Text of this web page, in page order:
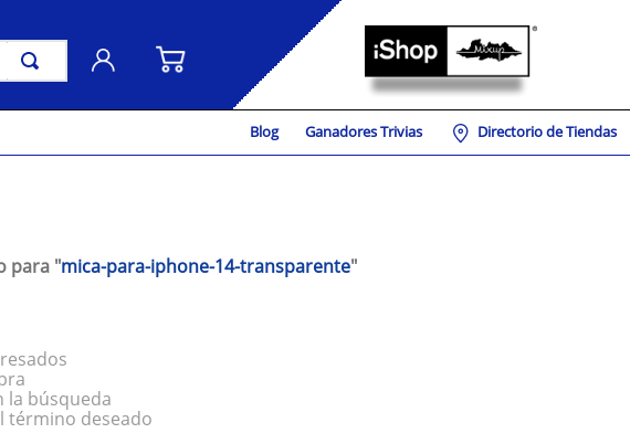
Blog Ganadores Trivias Directorio de Tiendas
para "mica-para-iphone-14-transparente"
la búsqueda
término deseado